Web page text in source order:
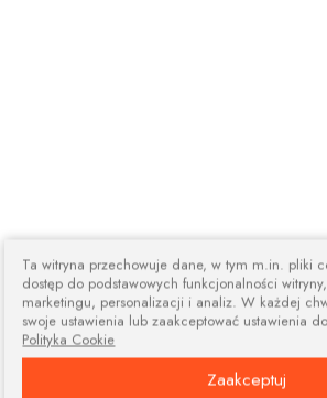
Ta witryna przechowuje dane, w tym m.in. pliki
dostęp do podstawowych funkcjonalności
marketingu, personalizacji i analiz. W każdej
swoje ustawienia lub zaakceptować ustawienia
Polityka Cookie
Zaakceptuj